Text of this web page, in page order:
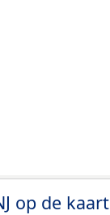
op de kaart